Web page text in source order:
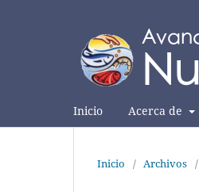
Inicio Acerca de
Inicio / Archivos /